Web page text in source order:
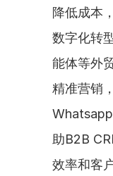
降低成本
数字化转
能体等外
精准营销
助B2B
效率和客